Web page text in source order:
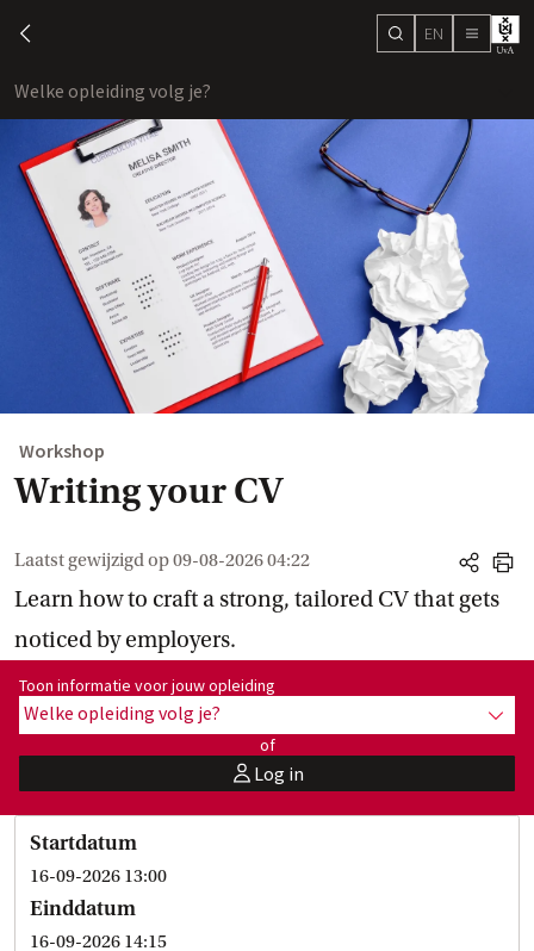
chevron-left search
EN menu
Welke opleiding volg je?
Workshop
Writing your CV
Laatst gewijzigd op09-08-2026 04:22
share
print
Learn how to craft a strong, tailored CV that gets
noticed by employers.
Toon informatie voor opleiding:
Toon informatie voor jouw opleiding
Welke opleiding volg je? toon
of
userLog in
Startdatum
16-09-2026 13:00
Einddatum
16-09-2026 14:15